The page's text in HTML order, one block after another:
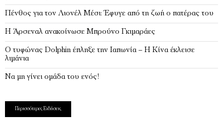
Πένθος για τον Λιονέλ Μέσι: Έφυγε από τη ζωή ο πατέρας του
Η Άρσεναλ ανακοίνωσε Μπρούνο Γκιμαράες
Ο τυφώνας Dolphin έπληξε την Ιαπωνία – H Κίνα έκλεισε
λιμάνια
Να μη γίνει ομάδα του ενός!
Περισσότερες Ειδήσεις